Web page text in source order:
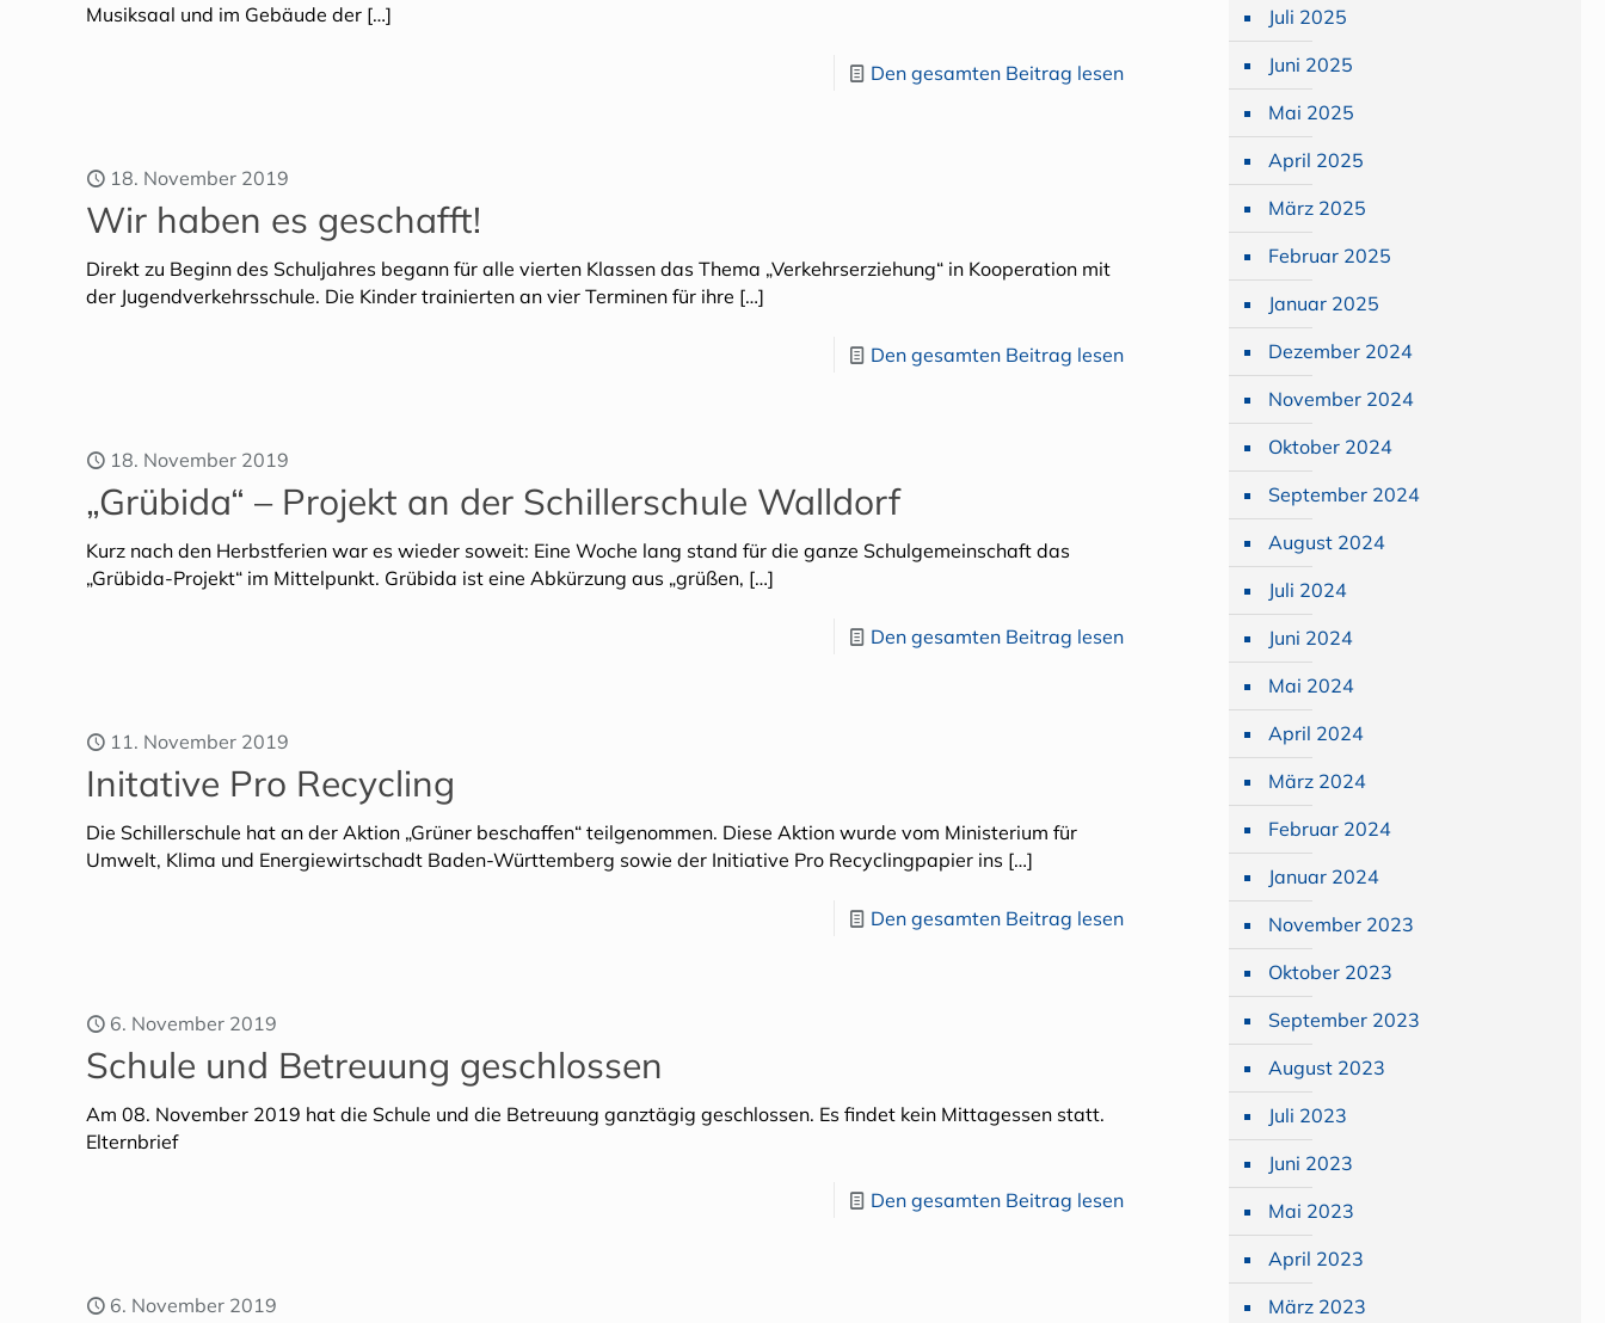
Musiksaal und im Gebäude der […]
Den gesamten Beitrag lesen
18. November 2019
Wir haben es geschafft!
Direkt zu Beginn des Schuljahres begann für alle vierten Klassen das Thema „Verkehrserziehung“ in Kooperation mit
der Jugendverkehrsschule. Die Kinder trainierten an vier Terminen für ihre […]
Den gesamten Beitrag lesen
18. November 2019
„Grübida“ – Projekt an der Schillerschule Walldorf
Kurz nach den Herbstferien war es wieder soweit: Eine Woche lang stand für die ganze Schulgemeinschaft das
„Grübida-Projekt“ im Mittelpunkt. Grübida ist eine Abkürzung aus „grüßen, […]
Den gesamten Beitrag lesen
11. November 2019
Initative Pro Recycling
Die Schillerschule hat an der Aktion „Grüner beschaffen“ teilgenommen. Diese Aktion wurde vom Ministerium für
Umwelt, Klima und Energiewirtschadt Baden-Württemberg sowie der Initiative Pro Recyclingpapier ins […]
Den gesamten Beitrag lesen
6. November 2019
Schule und Betreuung geschlossen
Am 08. November 2019 hat die Schule und die Betreuung ganztägig geschlossen. Es findet kein Mittagessen statt.
Elternbrief
Den gesamten Beitrag lesen
6. November 2019
Juli 2025
Juni 2025
Mai 2025
April 2025
März 2025
Februar 2025
Januar 2025
Dezember 2024
November 2024
Oktober 2024
September 2024
August 2024
Juli 2024
Juni 2024
Mai 2024
April 2024
März 2024
Februar 2024
Januar 2024
November 2023
Oktober 2023
September 2023
August 2023
Juli 2023
Juni 2023
Mai 2023
April 2023
März 2023